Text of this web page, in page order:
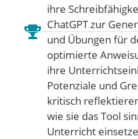
ihre
ChatGPT zur
und Übungen für
optimierte
ihre
Potenziale und
kritisch
wie sie das Tool
Unterricht